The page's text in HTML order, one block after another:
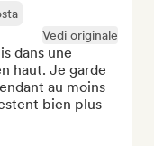
Vedi originale
dans une
haut. Je garde
au moins
bien plus